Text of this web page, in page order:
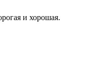
и хорошая.